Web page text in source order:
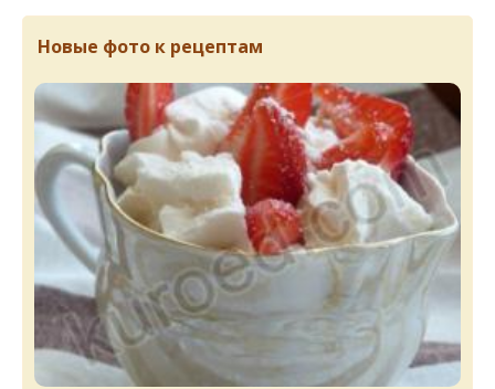
Новые фото к рецептам